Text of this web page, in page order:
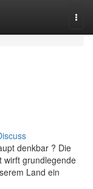
denkbar ? Die
wirft grundlegende
Land ein